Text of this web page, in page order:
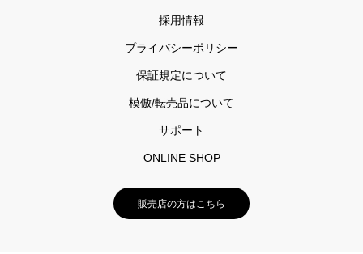
採用情報
プライバシーポリシー
保証規定について
模倣/転売品について
サポート
ONLINE SHOP
販売店の方はこちら